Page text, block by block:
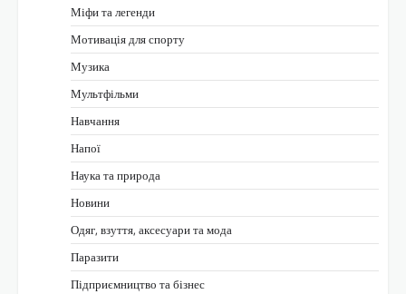
Міфи та легенди
Мотивація для спорту
Музика
Мультфільми
Навчання
Напої
Наука та природа
Новини
Одяг, взуття, аксесуари та мода
Паразити
Підприємництво та бізнес